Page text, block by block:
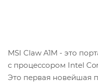
MSI Claw A1M - это
с процессором Intel
Это первая новейшая